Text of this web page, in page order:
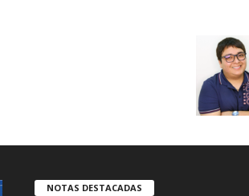
NOTAS DESTACADAS